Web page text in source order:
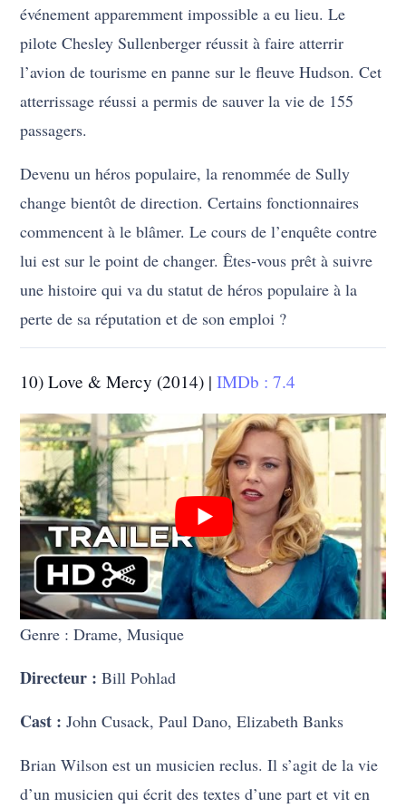
événement apparemment impossible a eu lieu. Le
pilote Chesley Sullenberger réussit à faire atterrir
l’avion de tourisme en panne sur le fleuve Hudson. Cet
atterrissage réussi a permis de sauver la vie de 155
passagers.
Devenu un héros populaire, la renommée de Sully
change bientôt de direction. Certains fonctionnaires
commencent à le blâmer. Le cours de l’enquête contre
lui est sur le point de changer. Êtes-vous prêt à suivre
une histoire qui va du statut de héros populaire à la
perte de sa réputation et de son emploi ?
10) Love & Mercy (2014) |IMDb : 7.4
Genre : Drame, Musique
Directeur :Bill Pohlad
Cast :John Cusack, Paul Dano, Elizabeth Banks
Brian Wilson est un musicien reclus. Il s’agit de la vie
d’un musicien qui écrit des textes d’une part et vit en